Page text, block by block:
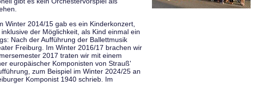
Winter 2014/15 gab es ein Kinderkonzert,
der Möglichkeit, als Kind einmal ein
Nach der Aufführung der Ballettmusik
Freiburg. Im Winter 2016/17 brachen wir
2017 traten wir mit einem
europäischer Komponisten von Strauß'
zum Beispiel im Winter 2024/25 an
Komponist 1940 schrieb. Im